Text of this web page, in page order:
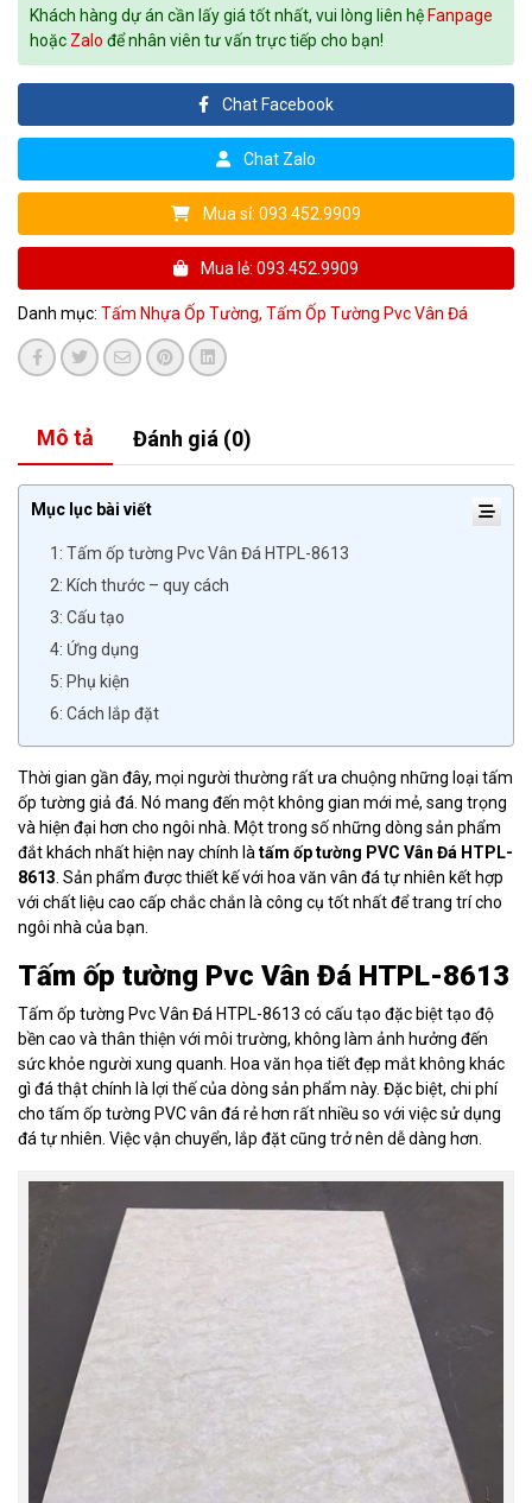
Khách hàng dự án cần lấy giá tốt nhất, vui lòng liên hệ Fanpage
hoặc Zalo để nhân viên tư vấn trực tiếp cho bạn!
Chat Facebook
Chat Zalo
Mua sỉ: 093.452.9909
Mua lẻ: 093.452.9909
Danh mục: Tấm Nhựa Ốp Tường, Tấm Ốp Tường Pvc Vân Đá
Mô tả Đánh giá (0)
Mục lục bài viết
1: Tấm ốp tường Pvc Vân Đá HTPL-8613
2: Kích thước – quy cách
3: Cấu tạo
4: Ứng dụng
5: Phụ kiện
6: Cách lắp đặt
Thời gian gần đây, mọi người thường rất ưa chuộng những loại tấm
ốp tường giả đá. Nó mang đến một không gian mới mẻ, sang trọng
và hiện đại hơn cho ngôi nhà. Một trong số những dòng sản phẩm
đắt khách nhất hiện nay chính là tấm ốp tường PVC Vân Đá HTPL-
8613 . Sản phẩm được thiết kế với hoa văn vân đá tự nhiên kết hợp
với chất liệu cao cấp chắc chắn là công cụ tốt nhất để trang trí cho
ngôi nhà của bạn.
Tấm ốp tường Pvc Vân Đá HTPL-8613
Tấm ốp tường Pvc Vân Đá HTPL-8613 có cấu tạo đặc biệt tạo độ
bền cao và thân thiện với môi trường, không làm ảnh hưởng đến
sức khỏe người xung quanh. Hoa văn họa tiết đẹp mắt không khác
gì đá thật chính là lợi thế của dòng sản phẩm này. Đặc biệt, chi phí
cho tấm ốp tường PVC vân đá rẻ hơn rất nhiều so với việc sử dụng
đá tự nhiên. Việc vận chuyển, lắp đặt cũng trở nên dễ dàng hơn.